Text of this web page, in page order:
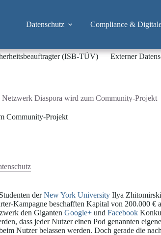
Datenschutz Compliance &
(ISB-TÜV) Externer
Netzwerk Diaspora wird zum Community-Projekt
Community-Projekt
derNew York University Ilya
Kampagne beschafften Kapital von 200.000 €
den Giganten Google+ und Facebook
dass jeder Nutzer einen Pod genannten
Nutzer belassen werden. Doch gerade die